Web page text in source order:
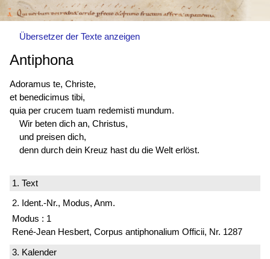
Übersetzer der Texte anzeigen
Antiphona
Adoramus te, Christe,
et benedicimus tibi,
quia per crucem tuam redemisti mundum.
Wir beten dich an, Christus,
und preisen dich,
denn durch dein Kreuz hast du die Welt erlöst.
1. Text
2. Ident.-Nr., Modus, Anm.
Modus : 1
René-Jean Hesbert, Corpus antiphonalium Officii, Nr. 1287
3. Kalender